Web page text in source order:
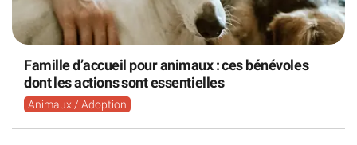
Famille d’accueil pour animaux : ces bénévoles
dont les actions sont essentielles
Animaux / Adoption